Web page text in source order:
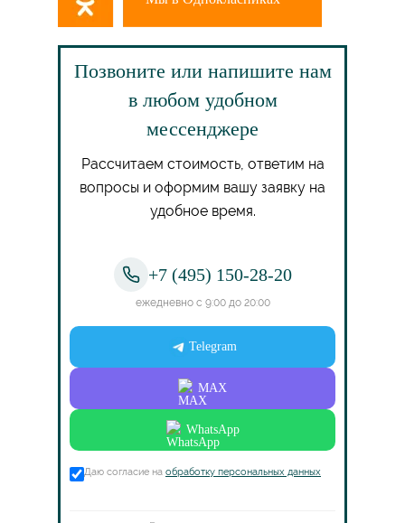
Позвоните или напишите нам
в любом удобном
мессенджере
Рассчитаем стоимость, ответим на
вопросы и оформим вашу заявку на
удобное время.
+7 (495) 150-28-20
ежедневно с 9:00 до 20:00
Telegram
MAX
WhatsApp
Даю согласие на обработку персональных данных